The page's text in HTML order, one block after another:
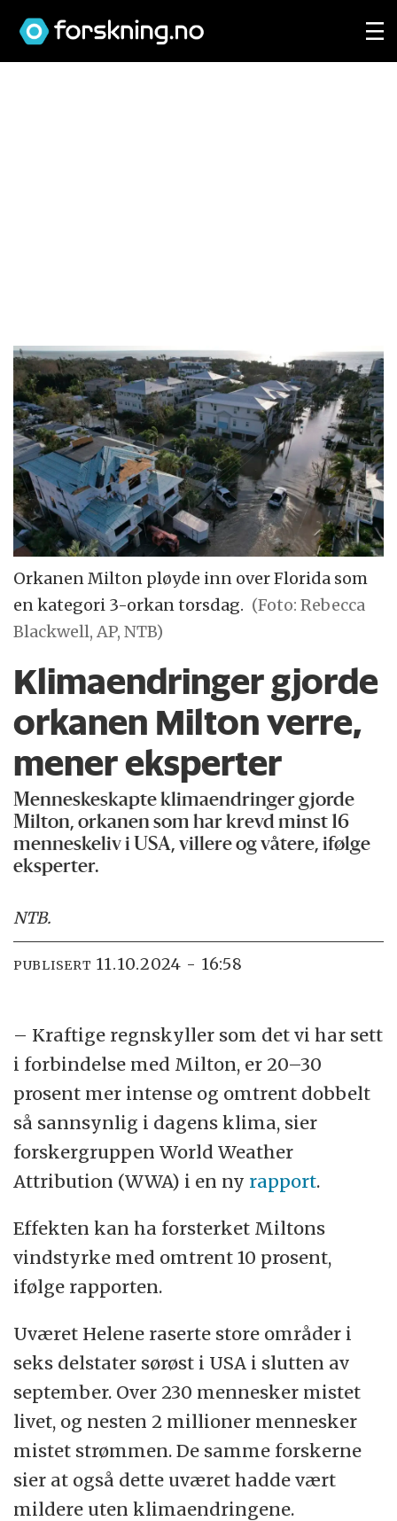
Orkanen Milton pløyde inn over Florida som
en kategori 3-orkan torsdag. (Foto: Rebecca
Blackwell, AP, NTB)
Klimaendringer gjorde
orkanen Milton verre,
mener eksperter
Menneskeskapte klimaendringer gjorde
Milton, orkanen som har krevd minst 16
menneskeliv i USA, villere og våtere, ifølge
eksperter.
NTB.
PUBLISERT 11.10.2024 - 16:58
– Kraftige regnskyller som det vi har sett
i forbindelse med Milton, er 20–30
prosent mer intense og omtrent dobbelt
så sannsynlig i dagens klima, sier
forskergruppen World Weather
Attribution (WWA) i en ny rapport.
Effekten kan ha forsterket Miltons
vindstyrke med omtrent 10 prosent,
ifølge rapporten.
Uværet Helene raserte store områder i
seks delstater sørøst i USA i slutten av
september. Over 230 mennesker mistet
livet, og nesten 2 millioner mennesker
mistet strømmen. De samme forskerne
sier at også dette uværet hadde vært
mildere uten klimaendringene.